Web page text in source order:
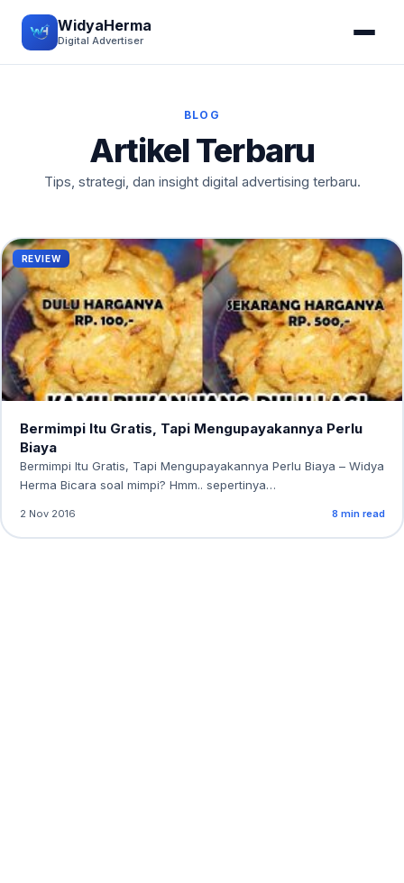
WidyaHerma
Digital Advertiser
BLOG
Artikel Terbaru
Tips, strategi, dan insight digital advertising terbaru.
REVIEW
Bermimpi Itu Gratis, Tapi Mengupayakannya Perlu
Biaya
Bermimpi Itu Gratis, Tapi Mengupayakannya Perlu Biaya – Widya
Herma Bicara soal mimpi? Hmm.. sepertinya…
2 Nov 2016 8 min read